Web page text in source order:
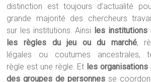
distinction est toujours d’actualité
grande majorité des chercheurs
sur les institutions. Ainsi les institutions
les règles du jeu ou du marché,
légales ou coutumes ancestrales,
règle est une règle. Et les organisations
des groupes de personnes se